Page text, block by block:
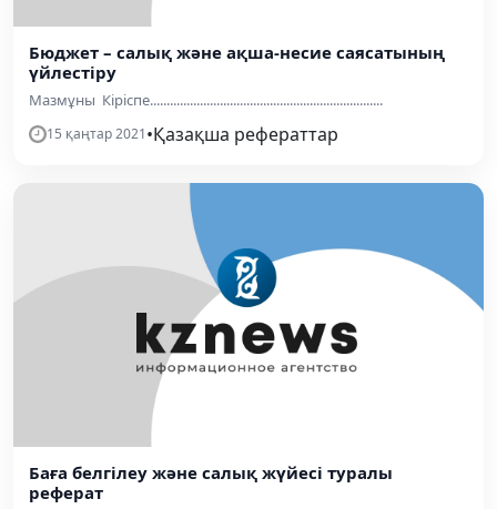
Бюджет – салық және ақша-несие саясатының
үйлестіру
Мазмұны Кіріспе......................................................................
15 қаңтар 2021•Қазақша рефераттар
Баға белгілеу және салық жүйесі туралы
реферат